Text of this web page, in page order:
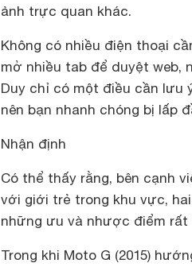
ảnh trực quan khác.
Không có nhiều điện thoại
mở nhiều tab để duyệt web,
Duy chỉ có một điều cần lưu
nên bạn nhanh chóng bị lấp
Nhận định
Có thể thấy rằng, bên cạnh
với giới trẻ trong khu vực, hai
những ưu và nhược điểm rất
Trong khi Moto G (2015)